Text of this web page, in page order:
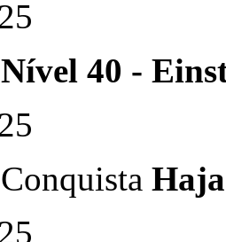
Nível 40 -
Conquista